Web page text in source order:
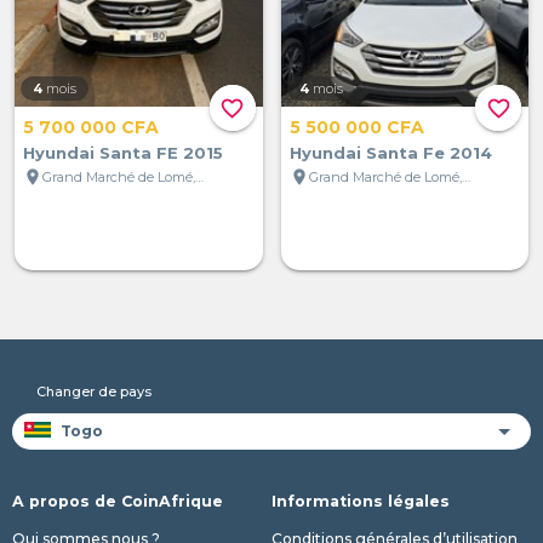
favorite_border
4 mois
5 700 000 CFA
Hyundai Santa FE 2015
location_on
Grand Marché de Lomé, Lomé, Togo
favorite_border
4 mois
5 500 000 CFA
Hyundai Santa Fe 2014
location_on
Grand Marché de Lomé, Lomé, Togo
Changer de pays
A propos de CoinAfrique
Qui sommes nous ?
Informations légales
Conditions générales d’utilisation